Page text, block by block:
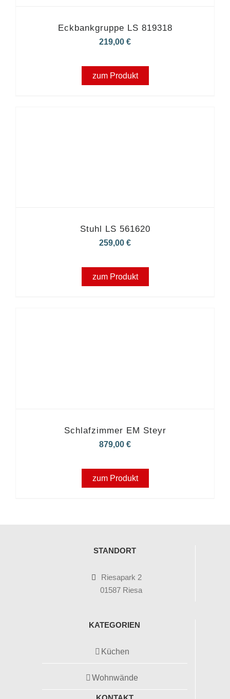
Eckbankgruppe LS 819318
219,00 €
zum Produkt
Stuhl LS 561620
259,00 €
zum Produkt
Schlafzimmer EM Steyr
879,00 €
zum Produkt
STANDORT
Riesapark 2
01587 Riesa
KATEGORIEN
Küchen
Wohnwände